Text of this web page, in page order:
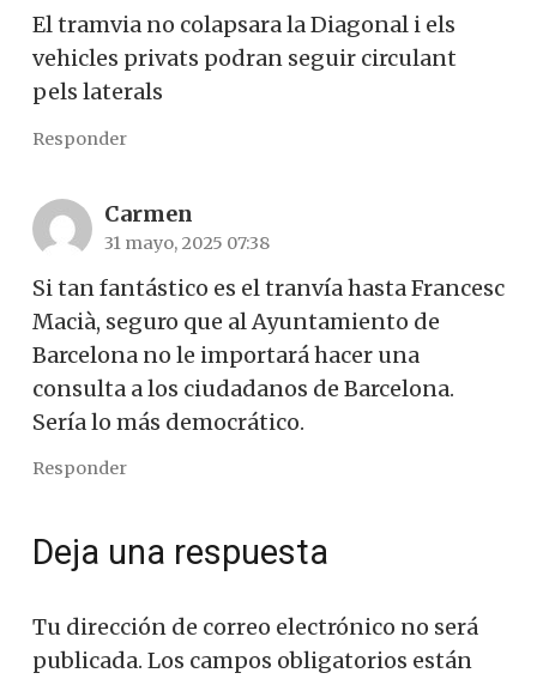
El tramvia no colapsara la Diagonal i els
vehicles privats podran seguir circulant
pels laterals
Responder
Carmen
31 mayo, 2025 07:38
Si tan fantástico es el tranvía hasta Francesc
Macià, seguro que al Ayuntamiento de
Barcelona no le importará hacer una
consulta a los ciudadanos de Barcelona.
Sería lo más democrático.
Responder
Deja una respuesta
Tu dirección de correo electrónico no será
publicada. Los campos obligatorios están